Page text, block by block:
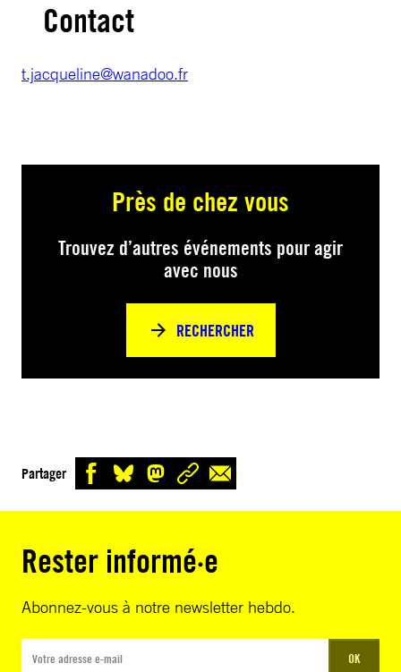
Contact
t.jacqueline@wanadoo.fr
Près de chez vous
Trouvez d’autres événements pour agir
avec nous
RECHERCHER
Partager
Rester informé·e
Abonnez-vous à notre newsletter hebdo.
OK